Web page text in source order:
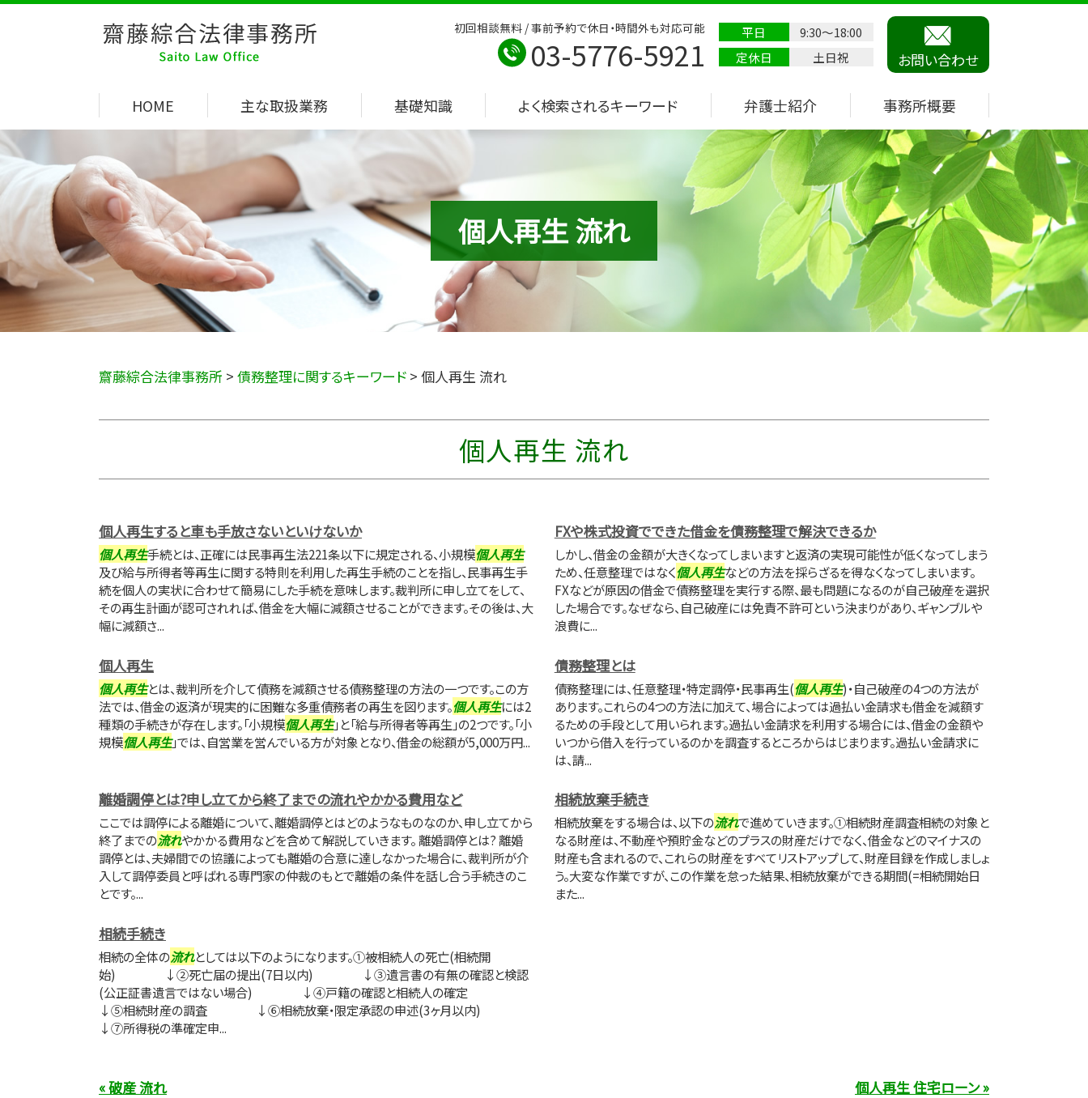
個人再生 流れ
初回相談無料 / 事前予約で休日・時間外も対応可能
03-5776-5921
平日
9:30～18:00
定休日
土日祝 お問い合わせ
HOME 主な取扱業務 基礎知識 よく検索されるキーワード 弁護士紹介 事務所概要
齋藤綜合法律事務所 > 債務整理に関するキーワード > 個人再生 流れ
個人再生 流れ
個人再生すると車も手放さないといけないか
個人再生手続とは、正確には民事再生法221条以下に規定される、小規模個人再生
及び給与所得者等再生に関する特則を利用した再生手続のことを指し、民事再生手
続を個人の実状に合わせて簡易にした手続を意味します。裁判所に申し立てをして、
その再生計画が認可されれば、借金を大幅に減額させることができます。その後は、大
幅に減額さ...
FXや株式投資でできた借金を債務整理で解決できるか
しかし、借金の金額が大きくなってしまいますと返済の実現可能性が低くなってしまう
ため、任意整理ではなく個人再生などの方法を採らざるを得なくなってしまいます。
FXなどが原因の借金で債務整理を実行する際、最も問題になるのが自己破産を選択
した場合です。なぜなら、自己破産には免責不許可という決まりがあり、ギャンブルや
浪費に...
個人再生
個人再生とは、裁判所を介して債務を減額させる債務整理の方法の一つです。この方
法では、借金の返済が現実的に困難な多重債務者の再生を図ります。個人再生には2
種類の手続きが存在します。「小規模個人再生」と「給与所得者等再生」の2つです。「小
規模個人再生」では、自営業を営んでいる方が対象となり、借金の総額が5,000万円...
債務整理とは
債務整理には、任意整理・特定調停・民事再生(個人再生)・自己破産の4つの方法が
あります。これらの4つの方法に加えて、場合によっては過払い金請求も借金を減額す
るための手段として用いられます。過払い金請求を利用する場合には、借金の金額や
いつから借入を行っているのかを調査するところからはじまります。過払い金請求に
は、請...
離婚調停とは?申し立てから終了までの流れやかかる費用など
ここでは調停による離婚について、離婚調停とはどのようなものなのか、申し立てから
終了までの流れやかかる費用などを含めて解説していきます。 離婚調停とは? 離婚
調停とは、夫婦間での協議によっても離婚の合意に達しなかった場合に、裁判所が介
入して調停委員と呼ばれる専門家の仲裁のもとで離婚の条件を話し合う手続きのこ
とです。...
相続放棄手続き
相続放棄をする場合は、以下の流れで進めていきます。①相続財産調査相続の対象と
なる財産は、不動産や預貯金などのプラスの財産だけでなく、借金などのマイナスの
財産も含まれるので、これらの財産をすべてリストアップして、財産目録を作成しましょ
う。大変な作業ですが、この作業を怠った結果、相続放棄ができる期間(=相続開始日
また...
相続手続き
相続の全体の流れとしては以下のようになります。①被相続人の死亡(相続開
始) ↓②死亡届の提出(7日以内) ↓③遺言書の有無の確認と検認
(公正証書遺言ではない場合) ↓④戸籍の確認と相続人の確定
↓⑤相続財産の調査 ↓⑥相続放棄・限定承認の申述(3ヶ月以内)
↓⑦所得税の準確定申...
« 破産 流れ
個人再生 住宅ローン »